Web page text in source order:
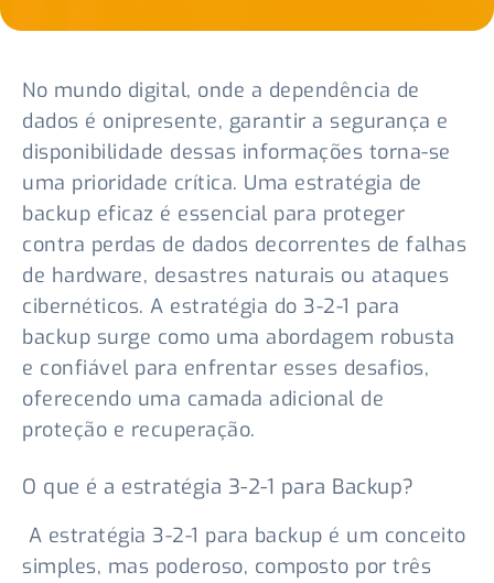
No mundo digital, onde a dependência de
dados é onipresente, garantir a segurança e
disponibilidade dessas informações torna-se
uma prioridade crítica. Uma estratégia de
backup eficaz é essencial para proteger
contra perdas de dados decorrentes de falhas
de hardware, desastres naturais ou ataques
cibernéticos. A estratégia do 3-2-1 para
backup surge como uma abordagem robusta
e confiável para enfrentar esses desafios,
oferecendo uma camada adicional de
proteção e recuperação.
O que é a estratégia 3-2-1 para Backup?
A estratégia 3-2-1 para backup é um conceito
simples, mas poderoso, composto por três